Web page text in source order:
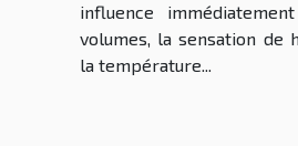
influence
volumes, la sensation de
la température...